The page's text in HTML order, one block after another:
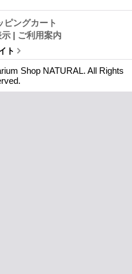
ピングカート
| ご利用案内
ト
Shop NATURAL. All Rights